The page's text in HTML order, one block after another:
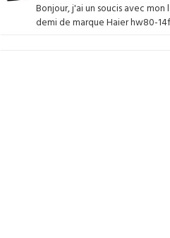
Bonjour, j'ai un soucis avec
demi de marque Haier hw80-